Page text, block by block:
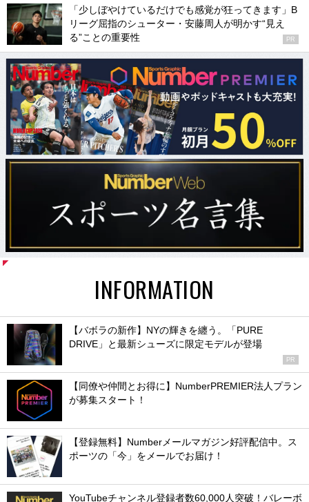
「少しぼやけているだけでも感覚が狂ってきます」B
リーグ屈指のシューター・安藤周人が明かす“見え
る”ことの重要性
PR
INFORMATION
【バボラの新作】NYの輝きを纏う。「PURE
DRIVE」と最新シューズに限定モデルが登場
PR
【同僚や仲間とお得に】NumberPREMIER法人プラン
が募集スタート！
【登録無料】Numberメールマガジン好評配信中。ス
ポーツの「今」をメールでお届け！
YouTubeチャンネル登録者数60,000人突破！バレーボ